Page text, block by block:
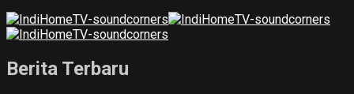
Berita Terbaru